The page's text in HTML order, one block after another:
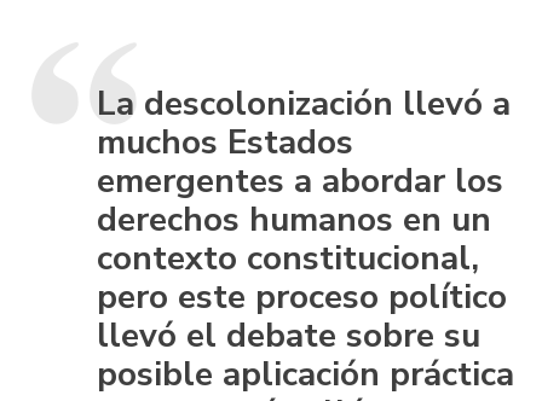
La descolonización llevó a
muchos Estados
emergentes a abordar los
derechos humanos en un
contexto constitucional,
pero este proceso político
llevó el debate sobre su
posible aplicación práctica